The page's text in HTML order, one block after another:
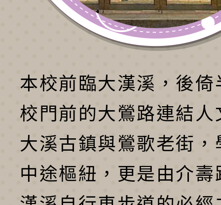
本校前臨大漢溪，後倚
校門前的大鶯路連結人
大溪古鎮與鶯歌老街，
中途樞紐，更是由介壽